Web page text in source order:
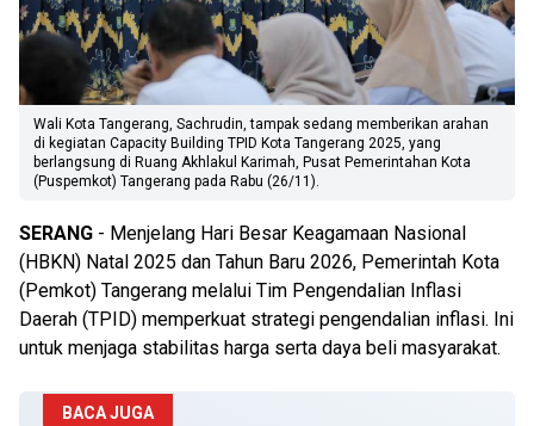
Wali Kota Tangerang, Sachrudin, tampak sedang memberikan arahan
di kegiatan Capacity Building TPID Kota Tangerang 2025, yang
berlangsung di Ruang Akhlakul Karimah, Pusat Pemerintahan Kota
(Puspemkot) Tangerang pada Rabu (26/11).
SERANG - Menjelang Hari Besar Keagamaan Nasional
(HBKN) Natal 2025 dan Tahun Baru 2026, Pemerintah Kota
(Pemkot) Tangerang melalui Tim Pengendalian Inflasi
Daerah (TPID) memperkuat strategi pengendalian inflasi. Ini
untuk menjaga stabilitas harga serta daya beli masyarakat.
BACA JUGA